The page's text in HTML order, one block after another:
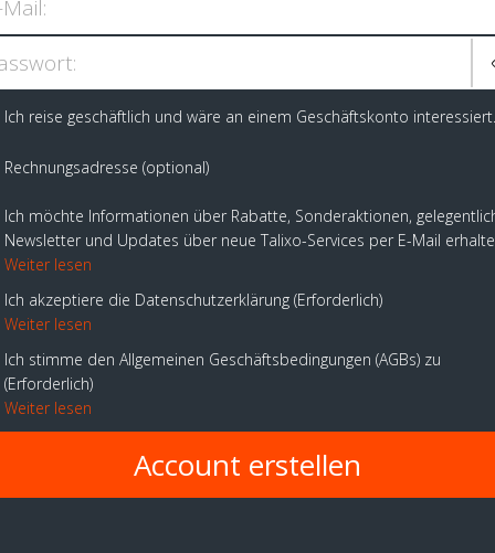
Ich reise geschäftlich und wäre an einem Geschäftskonto interessiert.
Rechnungsadresse (optional)
Ich möchte Informationen über Rabatte, Sonderaktionen,
Newsletter und Updates über neue Talixo-Services per E-Mail
Weiter lesen
Ich akzeptiere die Datenschutzerklärung Erforderlich
Weiter lesen
Ich stimme den Allgemeinen Geschäftsbedingungen (AGBs) zu
Erforderlich
Weiter lesen